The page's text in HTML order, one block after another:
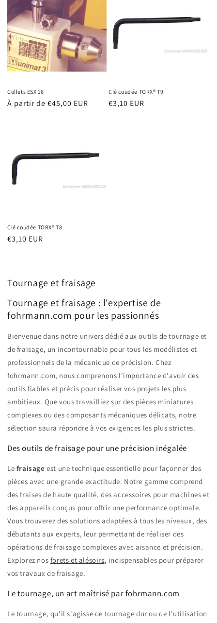
Collets ESX 16
Prix
À partir de €45,00 EUR
Clé coudée TORX® T9
Prix
€3,10 EUR
Clé coudée TORX® T8
Prix
€3,10 EUR
Tournage et fraisage
Tournage et fraisage : l'expertise de
fohrmann.com pour les passionnés
Bienvenue dans notre univers dédié aux outils de tournage et
de fraisage, un incontournable pour tous les modélistes et
professionnels de la mécanique de précision. Chez
fohrmann.com, nous comprenons l'importance d'avoir des
outils fiables et précis pour réaliser vos projets les plus
ambitieux. Que vous travailliez sur des pièces miniatures
complexes ou des composants mécaniques délicats, notre
sélection saura répondre à vos exigences les plus strictes.
Des outils de fraisage pour une précision inégalée
Le fraisage est une technique essentielle pour façonner des
pièces avec une grande exactitude. Notre gamme comprend
des fraises de haute qualité, des accessoires pour machines et
des appareils conçus pour offrir une performance optimale.
Vous trouverez des solutions adaptées à tous les niveaux, des
débutants aux experts, leur permettant de réaliser des
opérations de fraisage complexes avec aisance et précision.
Explorez nos forets et alésoirs, indispensables pour préparer
vos travaux de fraisage.
Le tournage, un art maîtrisé par fohrmann.com
Le tournage, qu'il s'agisse de tournage dur ou de l'utilisation